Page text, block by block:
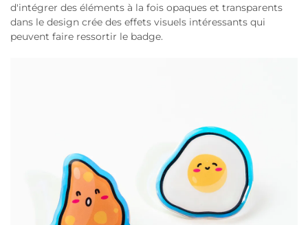
d'intégrer des éléments à la fois opaques et transparents
dans le design crée des effets visuels intéressants qui
peuvent faire ressortir le badge.